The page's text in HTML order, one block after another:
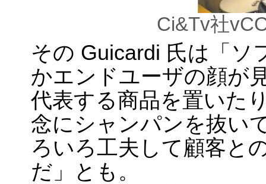
Ci&Tv社
その Guicardi 氏は「ソ
かエンドユーザの顔が
代表する商品を置いた
念にシャンパンを抜い
ろいろ工夫して顧客と
だ」とも。